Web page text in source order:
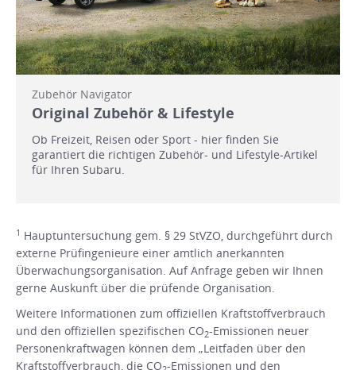
Zubehör Navigator
Original Zubehör & Lifestyle
Ob Freizeit, Reisen oder Sport - hier finden Sie
garantiert die richtigen Zubehör- und Lifestyle-Artikel
für Ihren Subaru.
1 Hauptuntersuchung gem. § 29 StVZO, durchgeführt durch
externe Prüfingenieure einer amtlich anerkannten
Überwachungsorganisation. Auf Anfrage geben wir Ihnen
gerne Auskunft über die prüfende Organisation.
Weitere Informationen zum offiziellen Kraftstoffverbrauch
und den offiziellen spezifischen CO2-Emissionen neuer
Personenkraftwagen können dem „Leitfaden über den
Kraftstoffverbrauch, die CO -Emissionen und den